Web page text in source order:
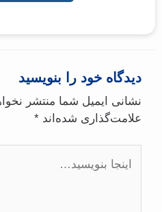
دیدگاه‌ خود را بنویسید
نشانی ایمیل شما منتشر
علامت‌گذاری شده‌اند *